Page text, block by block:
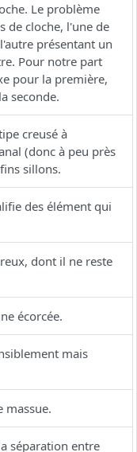
Le problème
de cloche, l'une de
présentant un
Pour notre part
pour la première,
seconde.
creusé à
(donc à peu près
sillons.
des élément qui
dont il ne reste
écorcée.
mais
massue.
séparation entre